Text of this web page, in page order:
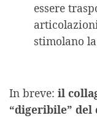
essere
stimolano
In breve: il
“digeribile” del